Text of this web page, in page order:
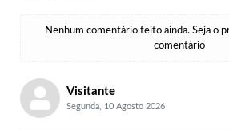
Nenhum comentário feito ainda. Seja o
comentário
Visitante
Segunda, 10 Agosto 2026